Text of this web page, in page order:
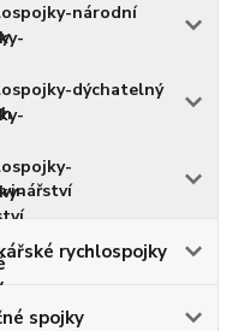
národní
dýchatelný
rychlospojky
spojky